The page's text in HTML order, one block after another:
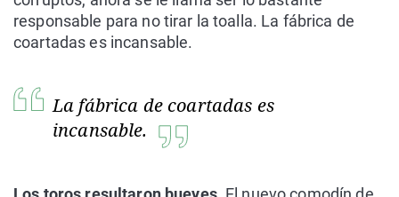
responsable para no tirar la toalla. La fábrica de
coartadas es incansable.
La fábrica de coartadas es
incansable.